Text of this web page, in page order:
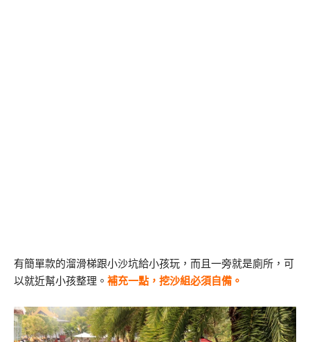
有簡單款的溜滑梯跟小沙坑給小孩玩，而且一旁就是廁所，可
以就近幫小孩整理。 補充一點，挖沙組必須自備。